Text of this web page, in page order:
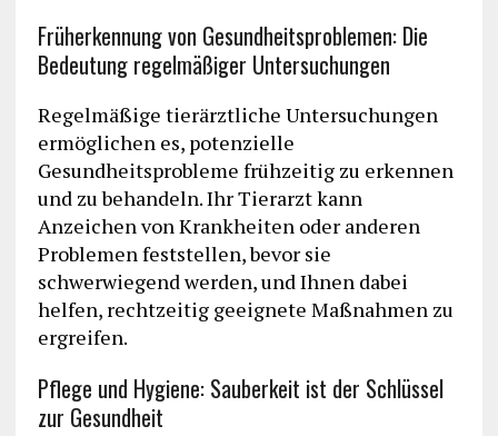
Früherkennung von Gesundheitsproblemen: Die
Bedeutung regelmäßiger Untersuchungen
Regelmäßige tierärztliche Untersuchungen
ermöglichen es, potenzielle
Gesundheitsprobleme frühzeitig zu erkennen
und zu behandeln. Ihr Tierarzt kann
Anzeichen von Krankheiten oder anderen
Problemen feststellen, bevor sie
schwerwiegend werden, und Ihnen dabei
helfen, rechtzeitig geeignete Maßnahmen zu
ergreifen.
Pflege und Hygiene: Sauberkeit ist der Schlüssel
zur Gesundheit